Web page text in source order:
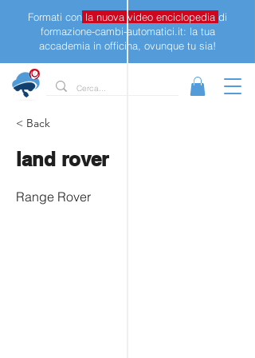
Formati con la nuova video enciclopedia di
formazione-cambi-automatici.it: la tua
accademia in officina, ovunque tu sia!
< Back
land rover
Range Rover